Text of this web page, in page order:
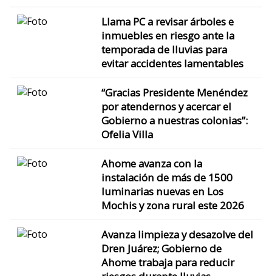
Llama PC a revisar árboles e
inmuebles en riesgo ante la
temporada de lluvias para
evitar accidentes lamentables
“Gracias Presidente Menéndez
por atendernos y acercar el
Gobierno a nuestras colonias”:
Ofelia Villa
Ahome avanza con la
instalación de más de 1500
luminarias nuevas en Los
Mochis y zona rural este 2026
Avanza limpieza y desazolve del
Dren Juárez; Gobierno de
Ahome trabaja para reducir